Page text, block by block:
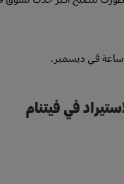
في فيتنام